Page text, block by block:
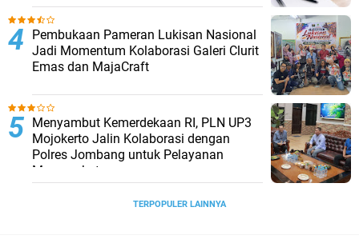
Pembukaan Pameran Lukisan Nasional
Jadi Momentum Kolaborasi Galeri Clurit
Emas dan MajaCraft
Menyambut Kemerdekaan RI, PLN UP3
Mojokerto Jalin Kolaborasi dengan
Polres Jombang untuk Pelayanan
Masyarakat
TERPOPULER LAINNYA